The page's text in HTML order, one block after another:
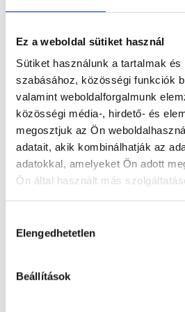
Ez a weboldal sütiket használ
Sütiket használunk a tartalmak
szabásához, közösségi funkciók
valamint weboldalforgalmunk
közösségi média-, hirdető- és
megosztjuk az Ön
adatait, akik kombinálhatják az
adatokkal, amelyeket Ön adott
Ön által használt más
kiválasztása
Elengedhetetlen
Beállítások
Ugrás
képgaléria
elejére
KITŰZŐ PÁRBAJTŐR
3.530,00 Ft
SKU 45100/PE
Hozzáadás a kívánságlistához
KIFUTÓ MODELL